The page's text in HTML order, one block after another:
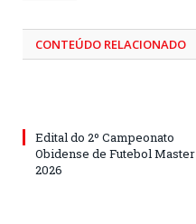
CONTEÚDO RELACIONADO
Edital do 2º Campeonato
Obidense de Futebol Master
2026